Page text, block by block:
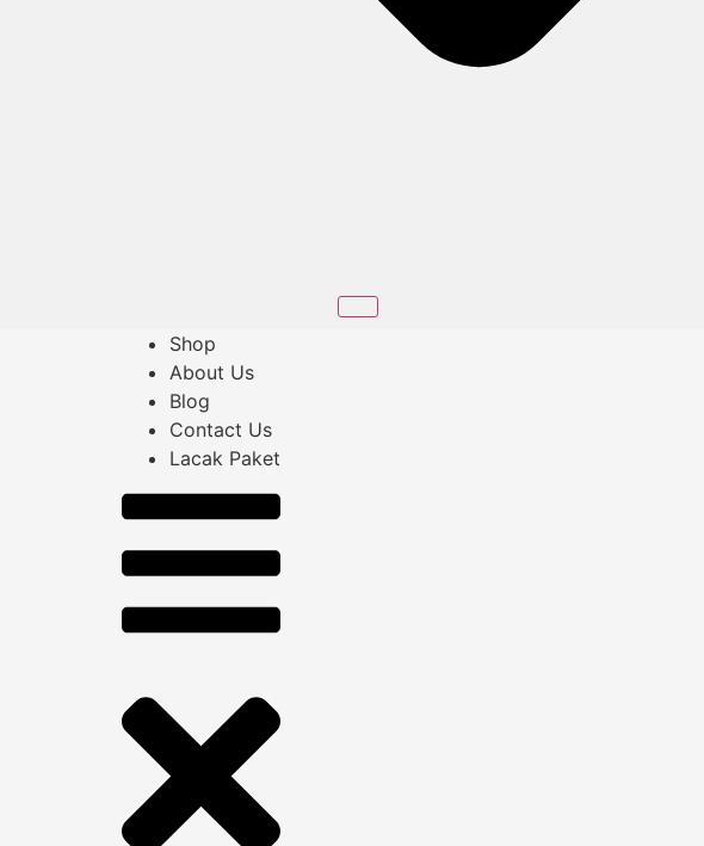
Shop
About Us
Blog
Contact Us
Lacak Paket